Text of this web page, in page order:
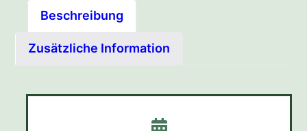
Beschreibung
Zusätzliche Information